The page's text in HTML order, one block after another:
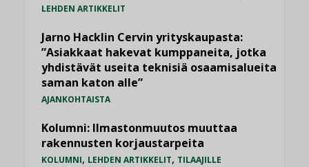
LEHDEN ARTIKKELIT
Jarno Hacklin Cervin yrityskaupasta:
”Asiakkaat hakevat kumppaneita, jotka
yhdistävät useita teknisiä osaamisalueita
saman katon alle”
AJANKOHTAISTA
Kolumni: Ilmastonmuutos muuttaa
rakennusten korjaustarpeita
KOLUMNI, LEHDEN ARTIKKELIT, TILAAJILLE